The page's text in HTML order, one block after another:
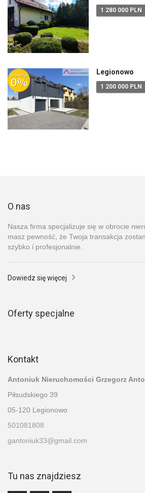
1 280 000 PLN
Legionowo
1 200 000 PLN
O nas
Nasza firma specjalizuje się w obrocie
masz pewność, że Twoja transakcja
szybko i profesjonalnie.
Dowiedz się więcej
Oferty specjalne
Kontakt
Antoniuk Nieruchomości Grzegorz
Piłsudskiego 39
05-120 Legionowo
501081808
gantoniuk33@gmail.com
Tu nas znajdziesz